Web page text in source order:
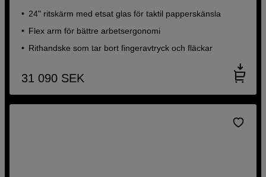
24" ritskärm med etsat glas för taktil papperskänsla
Flex arm för bättre arbetsergonomi
Rithandske som tar bort fingeravtryck och fläckar
31 090 SEK